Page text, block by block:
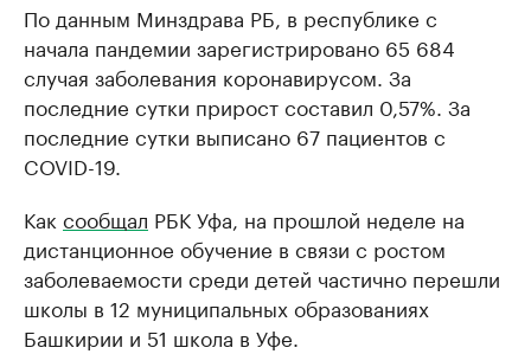
По данным Минздрава РБ, в республике с
начала пандемии зарегистрировано 65 684
случая заболевания коронавирусом. За
последние сутки прирост составил 0,57%. За
последние сутки выписано 67 пациентов с
COVID-19.
Как сообщал РБК Уфа, на прошлой неделе на
дистанционное обучение в связи с ростом
заболеваемости среди детей частично перешли
школы в 12 муниципальных образованиях
Башкирии и 51 школа в Уфе.